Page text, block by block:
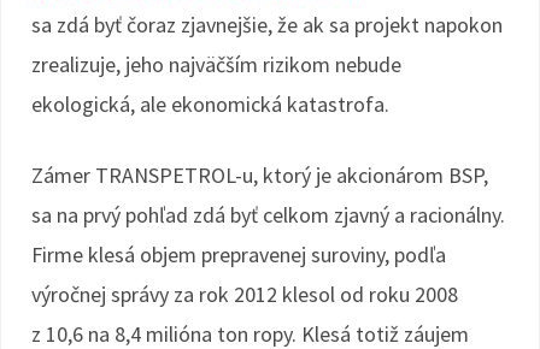
sa zdá byť čoraz zjavnejšie, že ak sa projekt napokon
zrealizuje, jeho najväčším rizikom nebude
ekologická, ale ekonomická katastrofa.
Zámer TRANSPETROL-u, ktorý je akcionárom BSP,
sa na prvý pohľad zdá byť celkom zjavný a racionálny.
Firme klesá objem prepravenej suroviny, podľa
výročnej správy za rok 2012 klesol od roku 2008
z 10,6 na 8,4 milióna ton ropy. Klesá totiž záujem